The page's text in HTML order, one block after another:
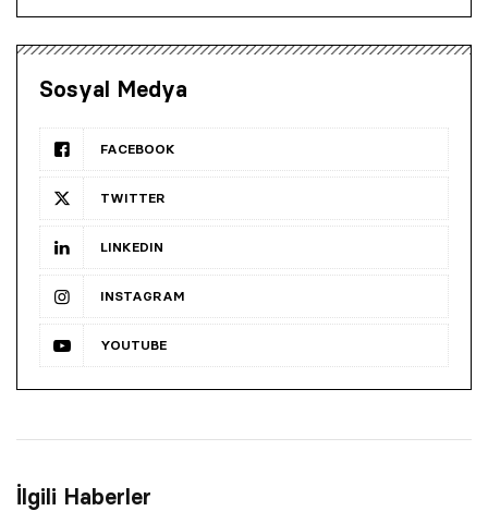
Sosyal Medya
FACEBOOK
TWITTER
LINKEDIN
INSTAGRAM
YOUTUBE
İlgili Haberler